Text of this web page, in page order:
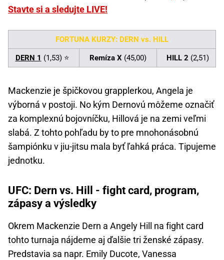
Stavte si a sledujte LIVE!
FORTUNA KURZY: DERN vs. HILL
DERN 1 (1,53) ⭐ Remíza X (45,00) HILL 2 (2,51)
Mackenzie je špičkovou grapplerkou, Angela je
výborná v postoji. No kým Dernovú môžeme označiť
za komplexnú bojovníčku, Hillová je na zemi veľmi
slabá. Z tohto pohľadu by to pre mnohonásobnú
šampiónku v jiu-jitsu mala byť ľahká práca. Tipujeme
jednotku.
UFC: Dern vs. Hill - fight card, program,
zápasy a výsledky
Okrem Mackenzie Dern a Angely Hill na fight card
tohto turnaja nájdeme aj ďalšie tri ženské zápasy.
Predstavia sa napr. Emily Ducote, Vanessa